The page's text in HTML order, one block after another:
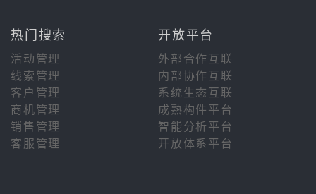
热门搜索 开放平台
活动管理
外部合作互联
线索管理
内部协作互联
客户管理
系统生态互联
商机管理
成熟构件平台
销售管理
智能分析平台
客服管理
开放体系平台